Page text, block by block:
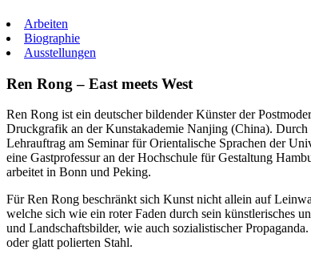
Arbeiten
Biographie
Ausstellungen
Ren Rong – East meets West
Ren Rong ist ein deutscher bildender Künster der
Druckgrafik an der Kunstakademie Nanjing (China). Durch
Lehrauftrag am Seminar für Orientalische Sprachen der
eine Gastprofessur an der Hochschule für Gestaltung
arbeitet in Bonn und Peking.
Für Ren Rong beschränkt sich Kunst nicht allein auf
welche sich wie ein roter Faden durch sein künstlerisches
und Landschaftsbilder, wie auch sozialistischer
oder glatt polierten Stahl.